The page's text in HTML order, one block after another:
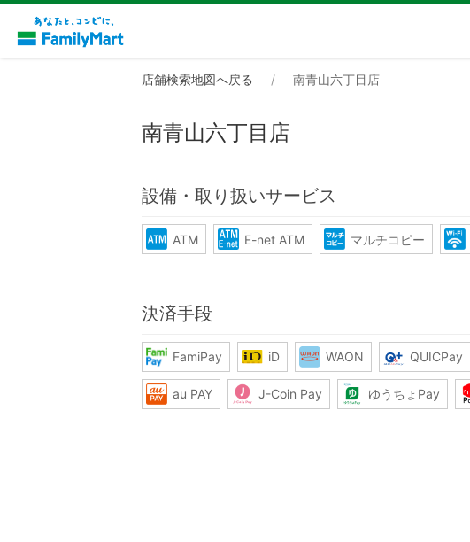
店舗検索地図へ戻る 南青山六丁目店
南青山六丁目店
設備・取り扱いサービス
ATM E-net ATM マルチコピー
決済手段
FamiPay iD WAON QUICPay
au PAY J-Coin Pay ゆうちょPay